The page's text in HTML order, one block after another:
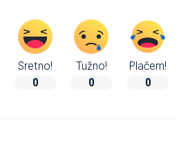
Sretno!
0
Tužno!
0
Plačem!
0